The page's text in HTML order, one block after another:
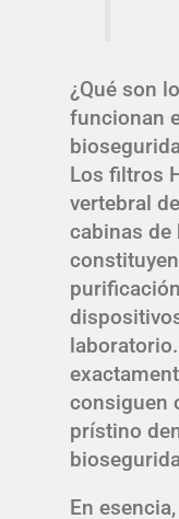
¿Qué son
funcionan
Los filtros
vertebral
cabinas de
consiguen
prístino
En